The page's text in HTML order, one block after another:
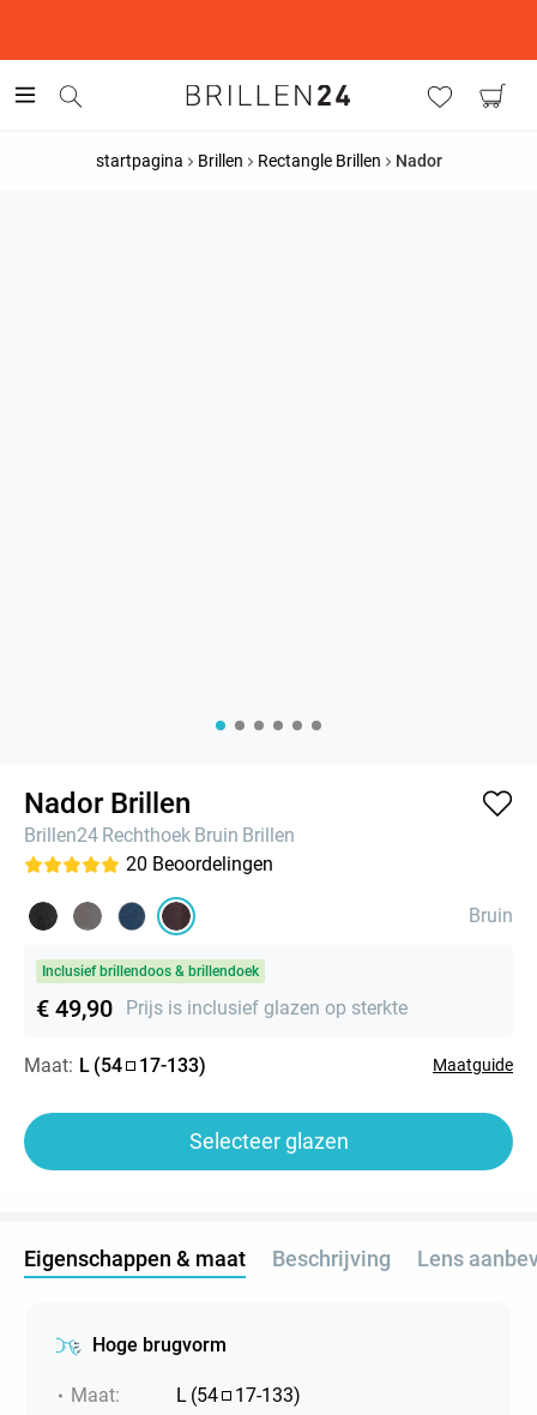
startpagina Brillen Rectangle Brillen Nador
Nador Brillen
Brillen24 Rechthoek Bruin Brillen
20 Beoordelingen
Bruin
Inclusief brillendoos & brillendoek
€ 49,90 Prijs is inclusief glazen op sterkte
Maat: L (54 17-133) Maatguide
Selecteer glazen
Eigenschappen & maat Beschrijving Lens
Hoge brugvorm
Maat: L (54 17-133)